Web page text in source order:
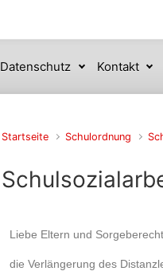
Datenschutz Kontakt
Startseite Schulordnung
Liebe Eltern und
die Verlängerung des